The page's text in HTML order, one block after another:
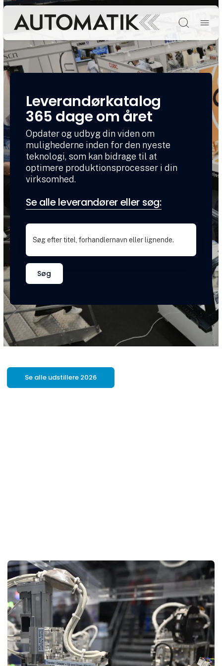
Søg
Leverandørkatalog
365 dage om året
Opdater og udbyg din viden om
mulighederne inden for den nyeste
teknologi, som kan bidrage til at
optimere produktionsprocesser i din
virksomhed.
Se alle leverandører eller søg:
Søg
Se alle udstillere 2026